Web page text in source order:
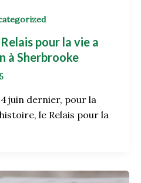
pour la vie a
à Sherbrooke
juin dernier, pour la
le Relais pour la